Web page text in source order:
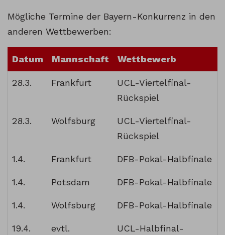
Mögliche Termine der Bayern-Konkurrenz in den
anderen Wettbewerben:
Datum Mannschaft Wettbewerb
28.3. Frankfurt
UCL-Viertelfinal-
Rückspiel
28.3. Wolfsburg
UCL-Viertelfinal-
Rückspiel
1.4. Frankfurt DFB-Pokal-Halbfinale
1.4. Potsdam DFB-Pokal-Halbfinale
1.4. Wolfsburg DFB-Pokal-Halbfinale
19.4.
evtl.
UCL-Halbfinal-